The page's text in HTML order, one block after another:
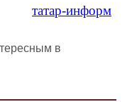
татар-информ
в